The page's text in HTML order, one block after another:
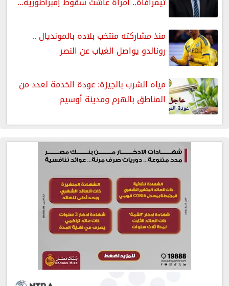
منذ مشاركته منتخب بلاده بالمونديال ..
رونالدو يواصل الغياب عن النصر
مياه الشرب بالجيزة: عودة الخدمة لعدد من
المناطق بالهرم ومدينة أوسيم